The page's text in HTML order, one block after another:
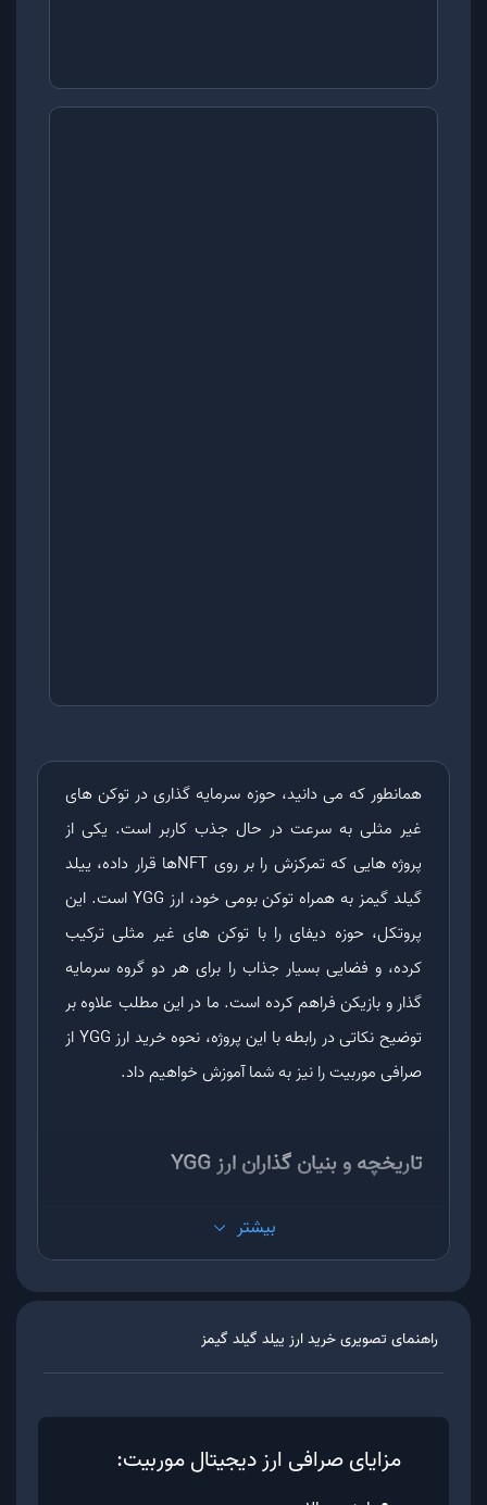
همانطور که می دانید، حوزه سرمایه گذاری در توکن های
غیر مثلی به سرعت در حال جذب کاربر است. یکی از
پروژه هایی که تمرکزش را بر روی NFTها قرار داده، ییلد
گیلد گیمز به همراه توکن بومی خود، ارز YGG است. این
پروتکل، حوزه دیفای را با توکن های غیر مثلی ترکیب
کرده، و فضایی بسیار جذاب را برای هر دو گروه سرمایه
گذار و بازیکن فراهم کرده است. ما در این مطلب علاوه بر
توضیح نکاتی در رابطه با این پروژه، نحوه خرید ارز YGG از
صرافی موربیت را نیز به شما آموزش خواهیم داد.
تاریخچه و بنیان گذاران ارز YGG
و Beyl Li اقدام به طراحی و ساخت پروژه ییلد گیلد گیمز
کردند. هدف آن ها ساخت پلتفرمی غیر متمرکز برای انواع
بیشتر
راهنمای تصویری خرید ارز ییلد گیلد گیمز
مزایای صرافی ارز دیجیتال موربیت: